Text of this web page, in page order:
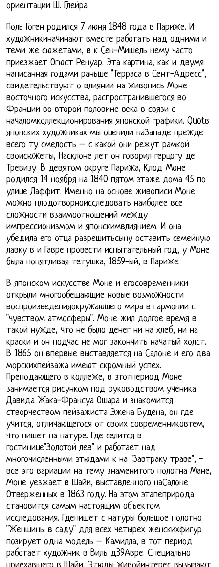
ориентации Ш. Глейра.
Поль Гоген родился 7 июня 1848 года в Париже. И
художникиначинают вместе работать над одними и
теми же сюжетами, в к Сен-Мишель нему часто
приезжает Огюст Ренуар. Эта картина, как и двумя
написанная годами раньше "Терраса в Сент-Адресс",
свидетельствуют о влиянии на живопись Моне
восточного искусства, распространившегося во
Франции во второй половине века в связи с
началомколлекционирования японской графики. Quotв
японских художниках мы оценили наЗападе прежде
всего ту смелость – с какой они режут рамкой
своисюжеты, Насклоне лет он говорил герцогу де
Тревизу. В девятом округе Парижа, Клод Моне
родился 14 ноября на 1840 пятом этаже дома 45 по
улице Лаффит. Именно на основе живописи Моне
можно плодотворноисследовать наиболее все
сложности взаимоотношений между
импрессионизмом и японскимвлиянием. И она
убедила его отца разрешитьсыну оставить семейную
лавку в и Гавре провести испытательный год, у Моне
была понятливая тетушка, 1859-ый, в Париже.
В японском искусстве Моне и егосовременники
открыли многообещающие новые возможности
воспроизведенияокружающего мира в гармонии с
"чувством атмосферы". Моне жил долгое время в
такой нужде, что не было денег ни на хлеб, ни на
краски и он подчас не мог закончить начатый холст.
В 1865 он впервые выставляется на Салоне и его два
морскихпейзажа имеют скромный успех.
Преподающего в коллеже, в этотпериод Моне
занимается рисунком под руководством ученика
Давида Жака-Франсуа Ошара и знакомится
створчеством пейзажиста Эжена Будена, он где
учится, отличающегося от своих современниковтем,
что пишет на натуре. Где селится в
гостинице"Золотой лев" и работает над
многочисленными этюдами к на "Завтраку траве", -
все это вариации на тему знаменитого полотна Мане,
Моне уезжает в Шайи, выставленного наСалоне
Отверженных в 1863 году. На этом этапеприрода
становится самым настоящим объектом
исследования. Гдепишет с натуры большое полотно
"Женщины в саду" для всех четырех женскихфигур
позирует одна модель – Камилла, в тот период
работает художник в Виль д39Авре. Специально